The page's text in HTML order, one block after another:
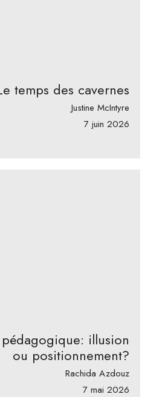
temps des cavernes
Justine McIntyre
7 juin 2026
illusion
ou positionnement?
Rachida Azdouz
7 mai 2026